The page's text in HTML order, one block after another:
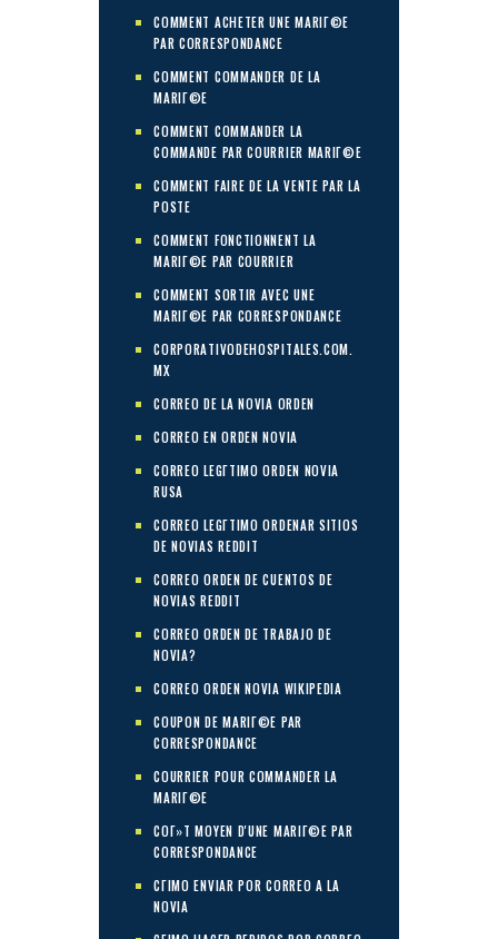
COMMENT ACHETER UNE MARIГ©E
PAR CORRESPONDANCE
COMMENT COMMANDER DE LA
MARIГ©E
COMMENT COMMANDER LA
COMMANDE PAR COURRIER MARIГ©E
COMMENT FAIRE DE LA VENTE PAR LA
POSTE
COMMENT FONCTIONNENT LA
MARIГ©E PAR COURRIER
COMMENT SORTIR AVEC UNE
MARIГ©E PAR CORRESPONDANCE
CORPORATIVODEHOSPITALES.COM.
MX
CORREO DE LA NOVIA ORDEN
CORREO EN ORDEN NOVIA
CORREO LEGГ­TIMO ORDEN NOVIA
RUSA
CORREO LEGГ­TIMO ORDENAR SITIOS
DE NOVIAS REDDIT
CORREO ORDEN DE CUENTOS DE
NOVIAS REDDIT
CORREO ORDEN DE TRABAJO DE
NOVIA?
CORREO ORDEN NOVIA WIKIPEDIA
COUPON DE MARIГ©E PAR
CORRESPONDANCE
COURRIER POUR COMMANDER LA
MARIГ©E
COГ»T MOYEN D'UNE MARIГ©E PAR
CORRESPONDANCE
CГІMO ENVIAR POR CORREO A LA
NOVIA